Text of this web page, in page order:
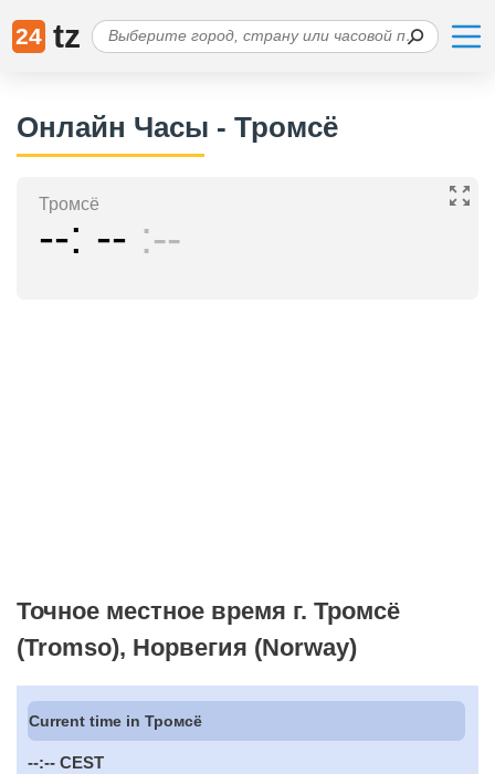
24 tz
Онлайн Часы - Тромсё
Тромсё
-- -- --
Точное местное время г. Тромсё
(Tromso), Норвегия (Norway)
Current time in Тромсё
--:-- CEST